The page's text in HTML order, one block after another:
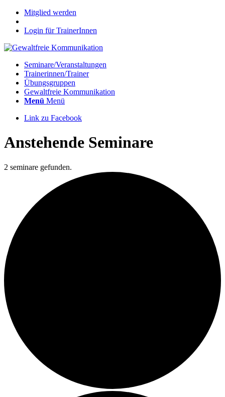
Mitglied werden
Login für TrainerInnen
Seminare/Veranstaltungen
Trainerinnen/Trainer
Übungsgruppen
Gewaltfreie Kommunikation
Menü Menü
Link zu Facebook
Anstehende Seminare
2 seminare gefunden.